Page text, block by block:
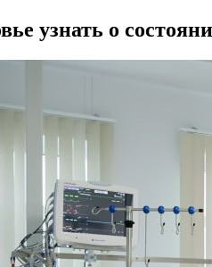
узнать о